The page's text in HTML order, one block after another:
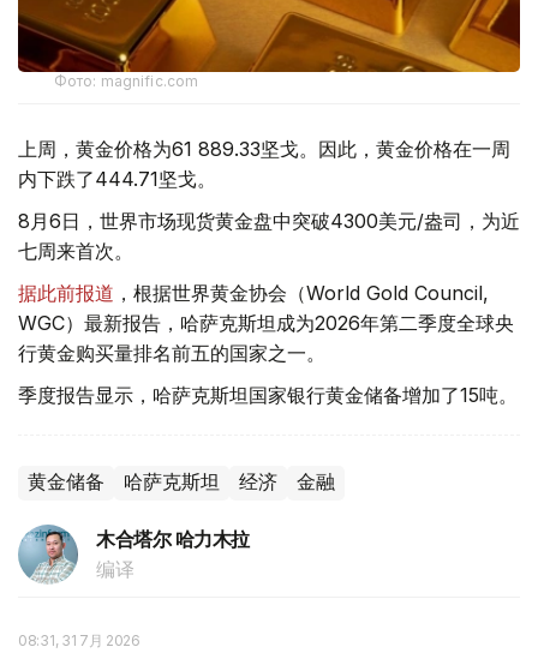
Фото: magnific.com
上周，黄金价格为61 889.33坚戈。因此，黄金价格在一周
内下跌了444.71坚戈。
8月6日，世界市场现货黄金盘中突破4300美元/盎司，为近
七周来首次。
据此前报道 ，根据世界黄金协会（World Gold Council,
WGC）最新报告，哈萨克斯坦成为2026年第二季度全球央
行黄金购买量排名前五的国家之一。
季度报告显示，哈萨克斯坦国家银行黄金储备增加了15吨。
黄金储备 哈萨克斯坦 经济 金融
木合塔尔 哈力木拉
编译
08:31, 31 7月 2026